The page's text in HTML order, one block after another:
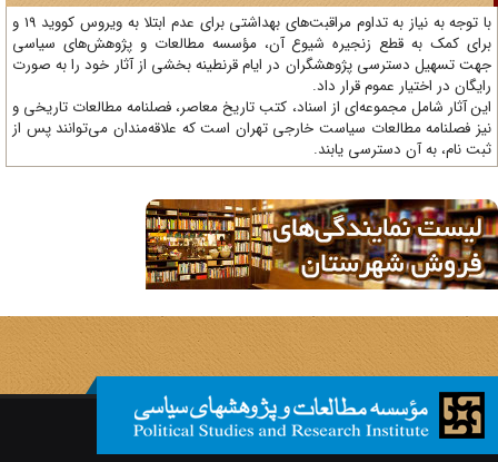
با توجه به نیاز به تداوم مراقبت‌های بهداشتی برای عدم ابتلا به ویروس کووید 19 و
کمک به قطع زنجیره شیوع آن، مؤسسه مطالعات و پژوهش‌های سیاسی
تسهیل دسترسی پژوهشگران در ایام قرنطینه بخشی از آثار خود را به صورت
در اختیار عموم قرار داد.
آثار شامل مجموعه‌ای از اسناد، کتب تاریخ معاصر، فصلنامه‌ مطالعات تاریخی و
فصلنامه مطالعات سیاست خارجی تهران است که علاقه‌مندان می‌توانند پس از
نام، به آن دسترسی یابند.